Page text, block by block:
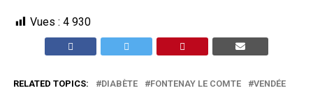
Vues : 4 930
RELATED TOPICS: DIABÈTE FONTENAY LE COMTE VENDÉE